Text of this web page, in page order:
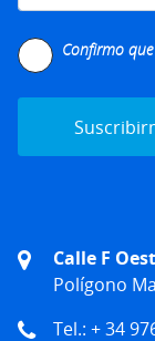
Confirmo
Calle F
Polígono
Tel.: + 34